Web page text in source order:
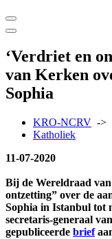
‘Verdriet en
van Kerken
Sophia
KRO-NCRV ->
Katholiek
11-07-2020
Bij de Wereldraad
ontzetting” over de
Sophia in Istanbul tot
secretaris-generaal
gepubliceerde brief